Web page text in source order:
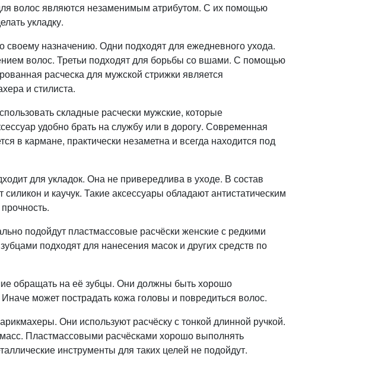
волос являются незаменимым атрибутом. С их помощью
укладку.
своему назначению. Одни подходят для ежедневного ухода.
волос. Третьи подходят для борьбы со вшами. С помощью
расческа для мужской стрижки является
и стилиста.
складные расчески мужские, которые
удобно брать на службу или в дорогу. Современная
в кармане, практически незаметна и всегда находится под
для укладок. Она не привередлива в уходе. В состав
и каучук. Такие аксессуары обладают антистатическим
подойдут пластмассовые расчёски женские с редкими
подходят для нанесения масок и других средств по
обращать на её зубцы. Они должны быть хорошо
может пострадать кожа головы и повредиться волос.
Они используют расчёску с тонкой длинной ручкой.
Пластмассовыми расчёсками хорошо выполнять
инструменты для таких целей не подойдут.